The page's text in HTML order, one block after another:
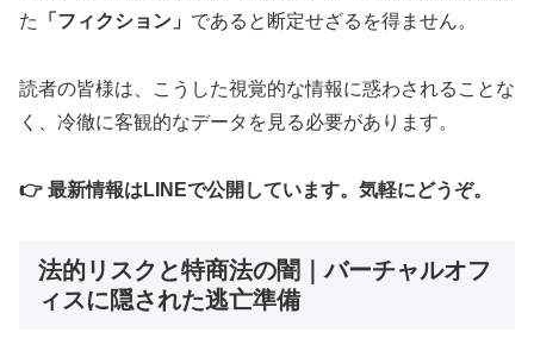
た
「フィクション」 であると断定せざるを得ません。
読者の皆様は、こうした視覚的な情報に惑わされることな
く、冷徹に客観的なデータを見る必要があります。
👉 最新情報はLINEで公開しています。気軽にどうぞ。
法的リスクと特商法の闇｜バーチャルオフ
ィスに隠された逃亡準備